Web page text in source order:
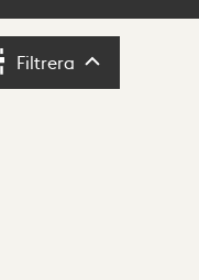
Filtrera Filtrera